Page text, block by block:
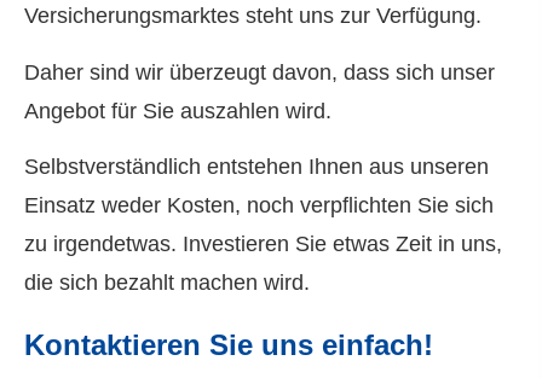
Versicherungsmarktes steht uns zur Verfügung.
Daher sind wir überzeugt davon, dass sich unser
Angebot für Sie auszahlen wird.
Selbstverständlich entstehen Ihnen aus unseren
Einsatz weder Kosten, noch verpflichten Sie sich
zu irgendetwas. Investieren Sie etwas Zeit in uns,
die sich bezahlt machen wird.
Kontaktieren Sie uns einfach!